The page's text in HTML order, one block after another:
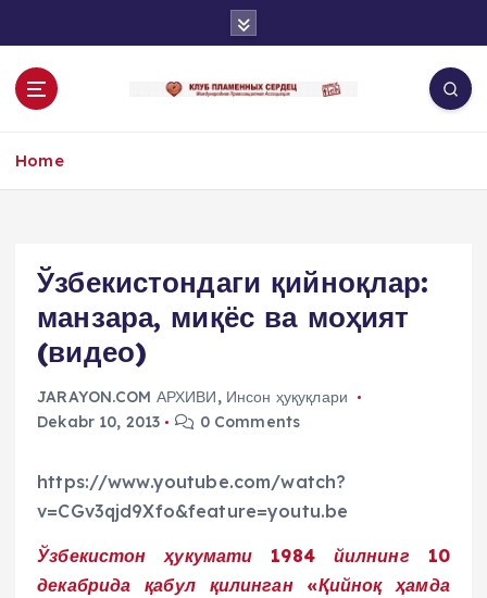
o
Home
Ўзбекистондаги қийноқлар:
манзара, миқёс ва моҳият
(видео)
JARAYON.COM АРХИВИ, Инсон ҳуқуқлари
Dekabr 10, 2013
0 Comments
https://www.youtube.com/watch?
v=CGv3qjd9Xfo&feature=youtu.be
Ўзбекистон ҳукумати 1984 йилнинг 10
декабрида қабул қилинган «Қийноқ ҳамда